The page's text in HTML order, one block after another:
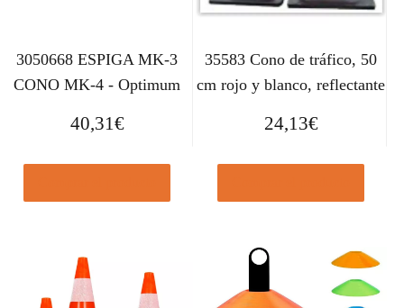
3050668 ESPIGA MK-3
CONO MK-4 - Optimum
40,31€
35583 Cono de tráfico, 50
cm rojo y blanco, reflectante
24,13€